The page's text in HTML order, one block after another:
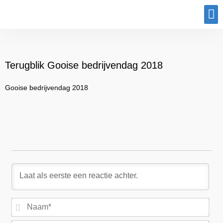
Terugblik Gooise bedrijvendag 2018
Gooise bedrijvendag 2018